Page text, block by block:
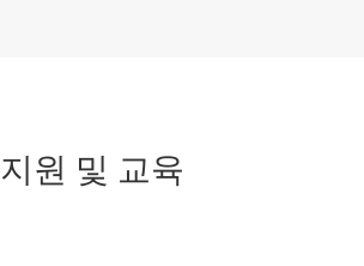
지원 및 교육